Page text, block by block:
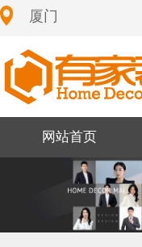
厦门
网站首页